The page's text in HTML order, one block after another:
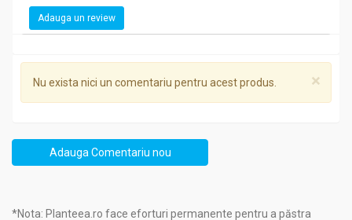
Adauga un review
×
Nu exista nici un comentariu pentru acest produs.
Adauga Comentariu nou
*Nota: Planteea.ro face eforturi permanente pentru a păstra